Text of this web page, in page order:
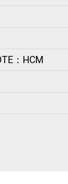
：HCM